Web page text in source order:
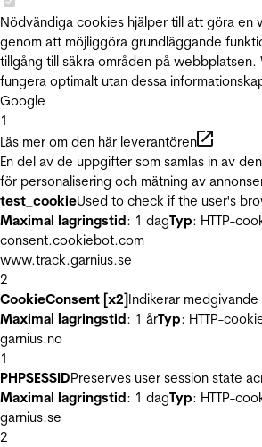
Nödvändiga cookies hjälper till att göra en
genom att möjliggöra grundläggande
tillgång till säkra områden på
fungera optimalt utan dessa
Google
1
Läs mer om den här leverantören
En del av de uppgifter som samlas in av
för personalisering och mätning av
test_cookieUsed to check if the user's
Maximal lagringstid: 1 dagTyp: HTTP-
consent.cookiebot.com
www.track.garnius.se
2
CookieConsent [x2]Indikerar
Maximal lagringstid: 1 årTyp: HTTP-
garnius.no
1
PHPSESSIDPreserves user session state
Maximal lagringstid: 1 dagTyp: HTTP-
garnius.se
2